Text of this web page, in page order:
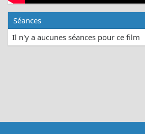
Séances
Il n'y a aucunes séances pour ce film